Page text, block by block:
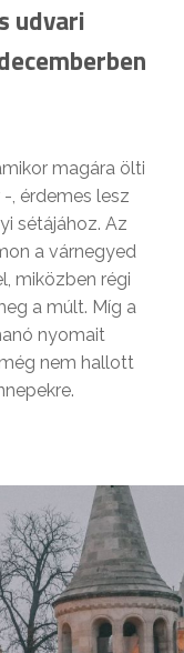
udvari
magára ölti
, érdemes lesz
sétájához. Az
a várnegyed
miközben régi
a múlt. Míg a
nyomait
nem hallott